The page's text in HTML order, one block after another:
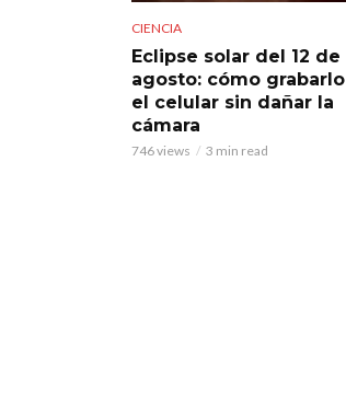
CIENCIA
Eclipse solar del 12 de
agosto: cómo
el celular sin dañar la
cámara
746 views 3 min read